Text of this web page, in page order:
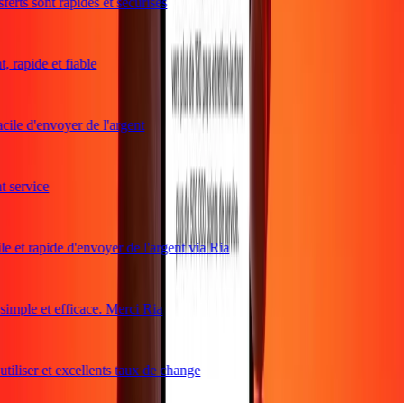
et fiable
d'envoyer de l'argent
et rapide d'envoyer de l'argent via Ria
et efficace. Merci Ria
et excellents taux de change